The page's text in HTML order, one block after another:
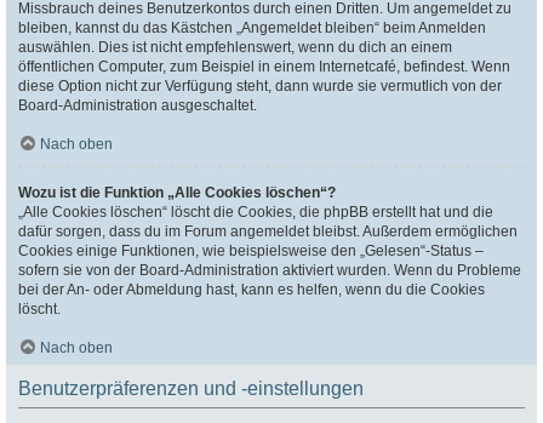
Missbrauch deines Benutzerkontos durch einen Dritten. Um angemeldet zu
bleiben, kannst du das Kästchen „Angemeldet bleiben“ beim Anmelden
auswählen. Dies ist nicht empfehlenswert, wenn du dich an einem
öffentlichen Computer, zum Beispiel in einem Internetcafé, befindest. Wenn
diese Option nicht zur Verfügung steht, dann wurde sie vermutlich von der
Board-Administration ausgeschaltet.
Nach oben
Wozu ist die Funktion „Alle Cookies löschen“?
„Alle Cookies löschen“ löscht die Cookies, die phpBB erstellt hat und die
dafür sorgen, dass du im Forum angemeldet bleibst. Außerdem ermöglichen
Cookies einige Funktionen, wie beispielsweise den „Gelesen“-Status –
sofern sie von der Board-Administration aktiviert wurden. Wenn du Probleme
bei der An- oder Abmeldung hast, kann es helfen, wenn du die Cookies
löscht.
Nach oben
Benutzerpräferenzen und -einstellungen